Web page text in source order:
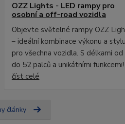
OZZ Lights - LED rampy pro
osobní a off-road vozidla
Objevte světelné rampy OZZ
– ideální kombinace výkonu a stylu
pro všechna vozidla. S délkami od
do 52 palců a unikátními funkcemi!
číst celé
články